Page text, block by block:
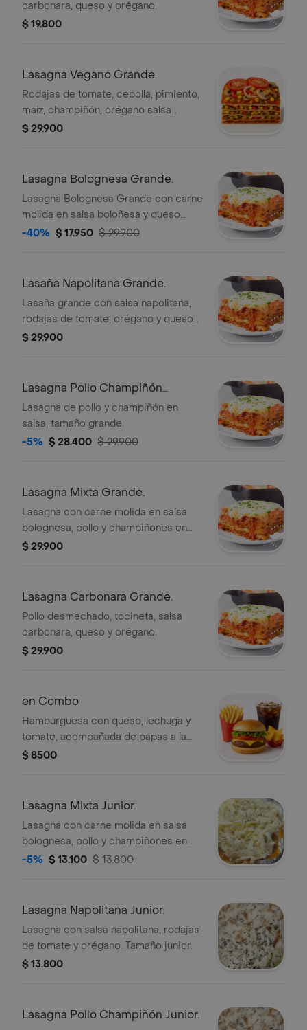
carbonara, queso y orégano.
$ 19.800
Lasagna Vegano Grande.
Rodajas de tomate, cebolla, pimiento,
maíz, champiñón, orégano salsa
napolitana.
$ 29.900
Lasagna Bolognesa Grande.
Lasagna Bolognesa Grande con carne
molida en salsa boloñesa y queso
gratinado.
-40% $ 17.950 $ 29.900
Lasaña Napolitana Grande.
Lasaña grande con salsa napolitana,
rodajas de tomate, orégano y queso
gratinado.
$ 29.900
Lasagna Pollo Champiñón
Grande.
Lasagna de pollo y champiñón en
salsa, tamaño grande.
-5% $ 28.400 $ 29.900
Lasagna Mixta Grande.
Lasagna con carne molida en salsa
bolognesa, pollo y champiñones en
salsa bechamel.
$ 29.900
Lasagna Carbonara Grande.
Pollo desmechado, tocineta, salsa
carbonara, queso y orégano.
$ 29.900
en Combo
Hamburguesa con queso, lechuga y
tomate, acompañada de papas a la
francesa, nachos y gaseosa.
$ 8500
Lasagna Mixta Junior.
Lasagna con carne molida en salsa
bolognesa, pollo y champiñones en
salsa bechamel, cubierta con queso
-5% $ 13.100 $ 13.800
Lasagna Napolitana Junior.
Lasagna con salsa napolitana, rodajas
de tomate y orégano. Tamaño junior.
$ 13.800
Lasagna Pollo Champiñón Junior.